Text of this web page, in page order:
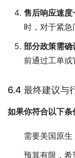
售后响应速度
时，对于紧
部分政策需确
前通过工单
6.4 最终建议与
如果你符合以下
需要美国原
预算有限，